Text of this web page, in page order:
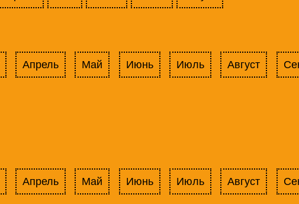
Апрель Май Июнь Июль Август
Апрель Май Июнь Июль Август